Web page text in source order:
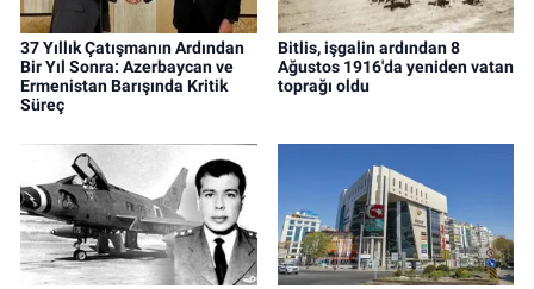
37 Yıllık Çatışmanın Ardından
Bir Yıl Sonra: Azerbaycan ve
Ermenistan Barışında Kritik
Süreç
Bitlis, işgalin ardından 8
Ağustos 1916'da yeniden vatan
toprağı oldu